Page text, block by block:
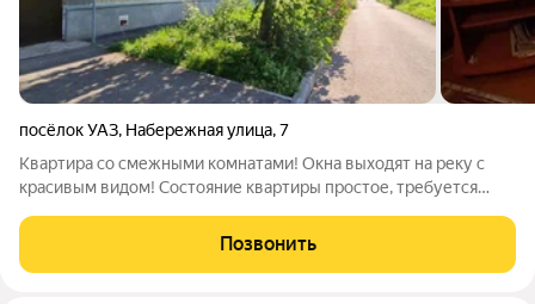
посёлок УАЗ, Набережная улица,7
Квартира со смежными комнатами! Окна выходят на реку с
красивым видом! Состояние квартиры простое, требуется
был капремонт дома- все трубы новые! Можем оставить
мебель. В одной комнате на
Позвонить